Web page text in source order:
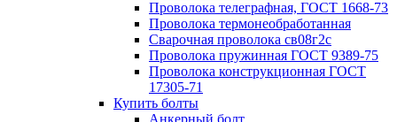
Проволока телеграфная, ГОСТ 1668-73
Проволока термонеобработанная
Сварочная проволока св08г2с
Проволока пружинная ГОСТ 9389-75
Проволока конструкционная ГОСТ
17305-71
Купить болты
Анкерный болт